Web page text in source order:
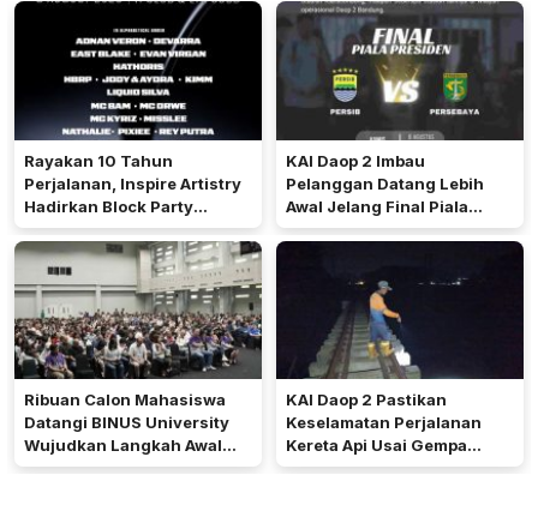
Rayakan 10 Tahun
Perjalanan, Inspire Artistry
Hadirkan Block Party
Terbesar di Jakarta
KAI Daop 2 Imbau
Pelanggan Datang Lebih
Awal Jelang Final Piala
Presiden 2026
Ribuan Calon Mahasiswa
Datangi BINUS University
Wujudkan Langkah Awal
Menuju Karier Global
KAI Daop 2 Pastikan
Keselamatan Perjalanan
Kereta Api Usai Gempa
Pangandaran